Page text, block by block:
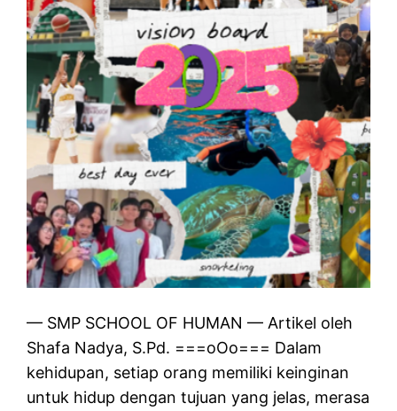
— SMP SCHOOL OF HUMAN — Artikel oleh
Shafa Nadya, S.Pd. ===oOo=== Dalam
kehidupan, setiap orang memiliki keinginan
untuk hidup dengan tujuan yang jelas, merasa